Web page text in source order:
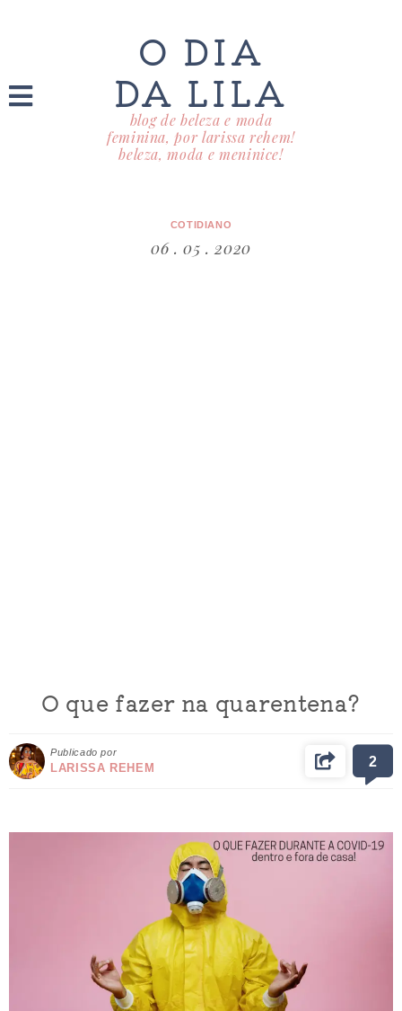
O DIA
DA LILA
blog de beleza e moda
feminina, por larissa rehem!
beleza, moda e meninice!
COTIDIANO
06 . 05 . 2020
O que fazer na quarentena?
Publicado por
LARISSA REHEM 2